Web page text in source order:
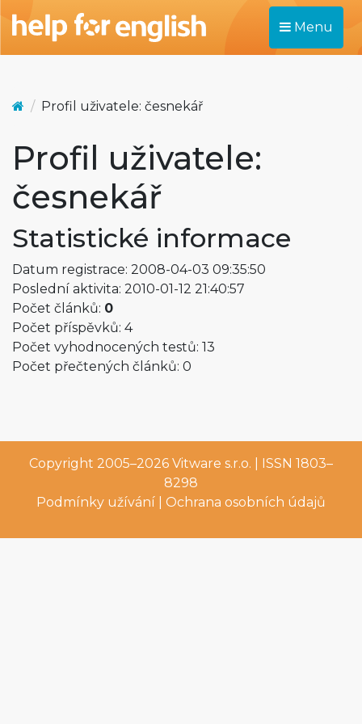
Menu
Profil uživatele: česnekář
Profil uživatele:
česnekář
Statistické informace
Datum registrace: 2008-04-03 09:35:50
Poslední aktivita: 2010-01-12 21:40:57
Počet článků: 0
Počet příspěvků: 4
Počet vyhodnocených testů: 13
Počet přečtených článků: 0
Copyright 2005–2026 Vitware s.r.o. | ISSN 1803–
8298
Podmínky užívání
Ochrana osobních údajů